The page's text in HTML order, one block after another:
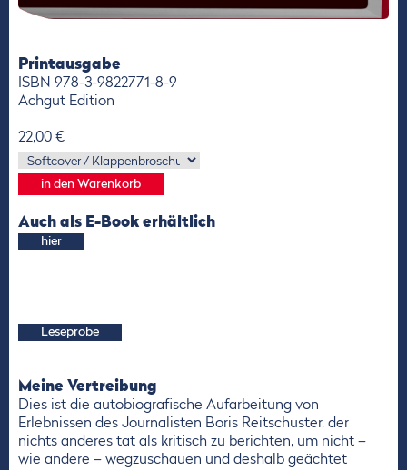
Printausgabe
ISBN 978-3-9822771-8-9
Achgut Edition
22,00 €
Auch als E-Book erhältlich
hier
Leseprobe
Meine Vertreibung
Dies ist die autobiografische Aufarbeitung von
Erlebnissen des Journalisten Boris Reitschuster, der
nichts anderes tat als kritisch zu berichten, um nicht –
wie andere – wegzuschauen und deshalb geächtet